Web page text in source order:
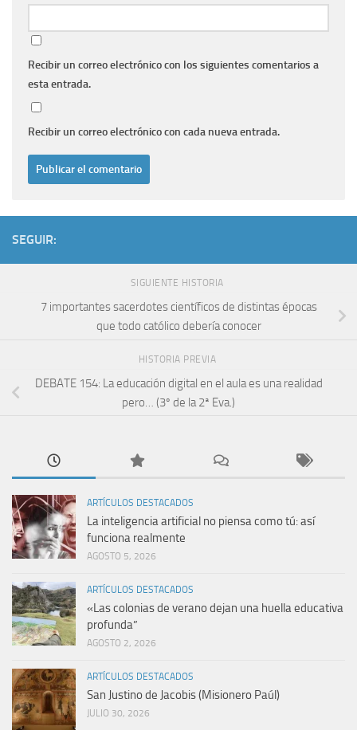
Recibir un correo electrónico con los siguientes comentarios a
esta entrada.
Recibir un correo electrónico con cada nueva entrada.
SEGUIR:
SIGUIENTE HISTORIA
7 importantes sacerdotes científicos de distintas épocas
que todo católico debería conocer
HISTORIA PREVIA
DEBATE 154: La educación digital en el aula es una realidad
pero… (3º de la 2ª Eva.)
ARTÍCULOS DESTACADOS
La inteligencia artificial no piensa como tú: así
funciona realmente
AGOSTO 5, 2026
ARTÍCULOS DESTACADOS
«Las colonias de verano dejan una huella educativa
profunda”
AGOSTO 2, 2026
ARTÍCULOS DESTACADOS
San Justino de Jacobis (Misionero Paúl)
JULIO 30, 2026